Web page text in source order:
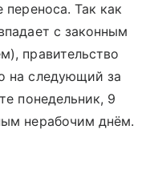
переноса. Так как
с законным
правительство
на следующий за
понедельник, 9
нерабочим днём.